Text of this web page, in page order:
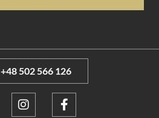
+48 502 566 126